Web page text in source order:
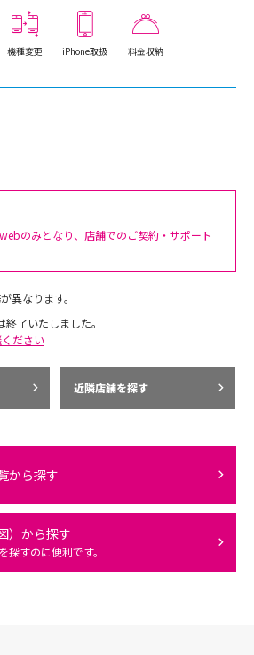
機種変更 iPhone取扱 料金収納
のみとなり、店舗でのご契約・サポート
異なります。
了いたしました。
ださい
近隣店舗を探す
から探す
）から探す
探すのに便利です。